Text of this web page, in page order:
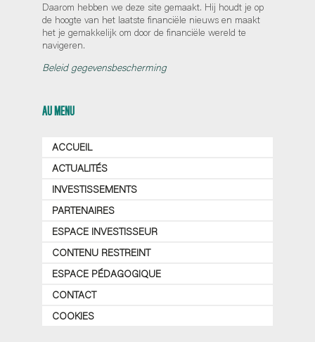
Daarom hebben we deze site gemaakt. Hij houdt je op
de hoogte van het laatste financiële nieuws en maakt
het je gemakkelijk om door de financiële wereld te
navigeren.
Beleid gegevensbescherming
AU MENU
ACCUEIL
ACTUALITÉS
INVESTISSEMENTS
PARTENAIRES
ESPACE INVESTISSEUR
CONTENU RESTREINT
ESPACE PÉDAGOGIQUE
CONTACT
COOKIES